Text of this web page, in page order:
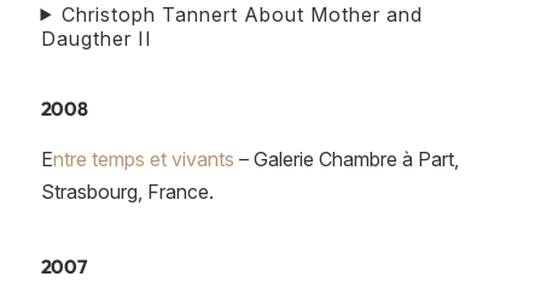
Christoph Tannert About Mother and
Daugther II
2008
Entre temps et vivants – Galerie Chambre à Part,
Strasbourg, France.
2007